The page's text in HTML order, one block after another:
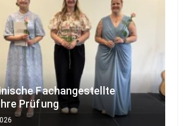
Fachangestellte
Prüfung